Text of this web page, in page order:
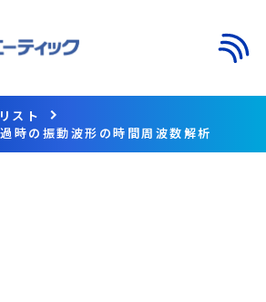
スト
時の振動波形の時間周波数解析